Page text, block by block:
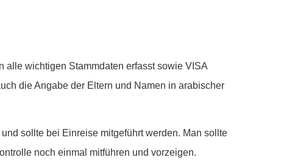
alle wichtigen Stammdaten erfasst sowie VISA
die Angabe der Eltern und Namen in arabischer
sollte bei Einreise mitgeführt werden. Man sollte
noch einmal mitführen und vorzeigen.